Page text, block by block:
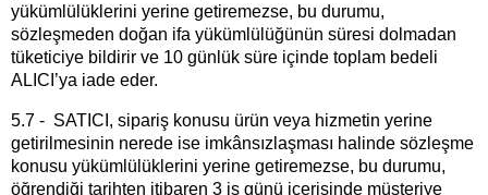
yükümlülüklerini yerine getiremezse, bu durumu,
sözleşmeden doğan ifa yükümlülüğünün süresi dolmadan
tüketiciye bildirir ve 10 günlük süre içinde toplam bedeli
ALICI’ya iade eder.
5.7 - SATICI, sipariş konusu ürün veya hizmetin yerine
getirilmesinin nerede ise imkânsızlaşması halinde sözleşme
konusu yükümlülüklerini yerine getiremezse, bu durumu,
öğrendiği tarihten itibaren 3 iş günü içerisinde müşteriye